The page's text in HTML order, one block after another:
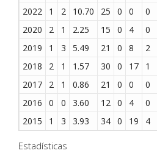
2022
1 2 10.70 25 0 0 0
2020
2 1 2.25 15 0 4 0
2019
1 3 5.49 21 0 8 2
2018
2 1 1.57 30 0 17 1
2017
2 1 0.86 21 0 0 0
2016
0 0 3.60 12 0 4 0
2015
1 3 3.93 34 0 19 4
Estadísticas